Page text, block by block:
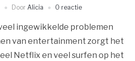
Door Alicia 0 reactie
ingewikkelde problemen
van entertainment zorgt het
Netflix en veel surfen op het